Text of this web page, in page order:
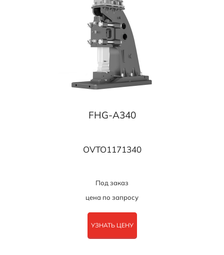
FHG-A340
OVTO1171340
Под заказ
цена по запросу
УЗНАТЬ ЦЕНУ